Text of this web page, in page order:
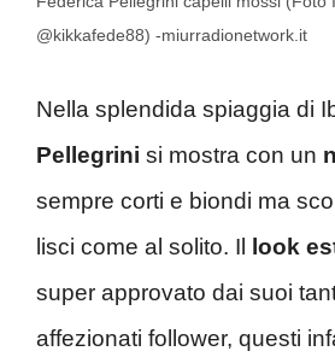
@kikkafede88) -miurradionetwork.it
Nella splendida spiaggia di
Pellegrini si mostra con un
sempre corti e biondi ma
lisci come al solito. Il
look
super approvato dai suoi
affezionati follower, questi